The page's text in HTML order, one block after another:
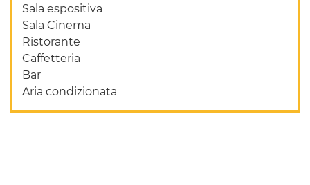
Sala espositiva
Sala Cinema
Ristorante
Caffetteria
Bar
Aria condizionata